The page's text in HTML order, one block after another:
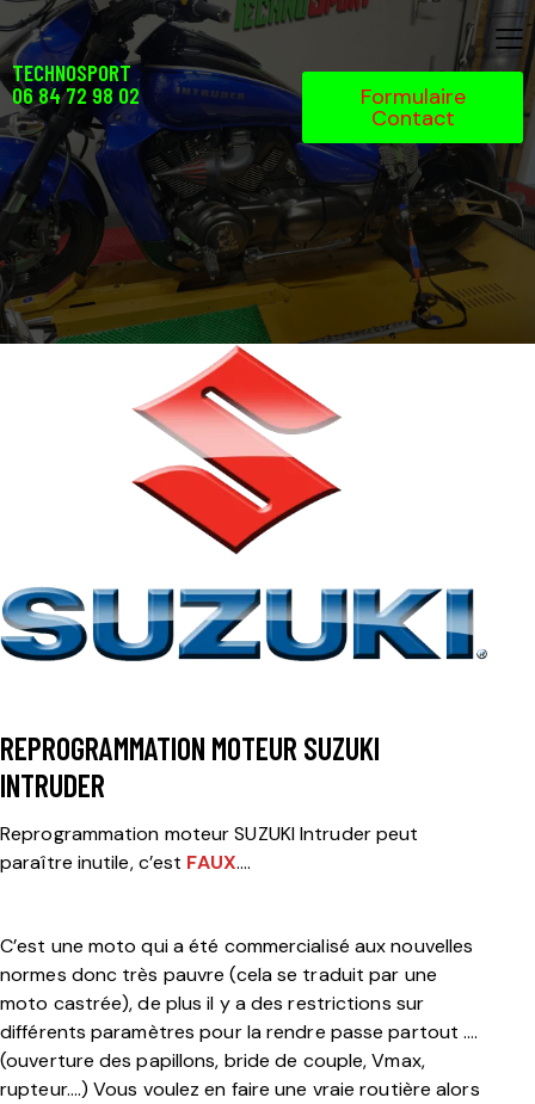
TECHNOSPORT
06 84 72 98 02
Formulaire
Contact
REPROGRAMMATION MOTEUR SUZUKI
INTRUDER
Reprogrammation moteur SUZUKI Intruder peut
paraître inutile, c’est FAUX….
C’est une moto qui a été commercialisé aux nouvelles
normes donc très pauvre (cela se traduit par une
moto castrée), de plus il y a des restrictions sur
différents paramètres pour la rendre passe partout ….
(ouverture des papillons, bride de couple, Vmax,
rupteur….) Vous voulez en faire une vraie routière alors